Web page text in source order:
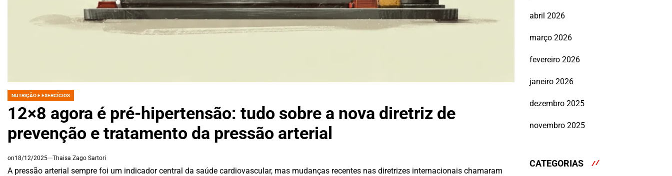
POSTED
NUTRIÇÃO E EXERCÍCIOS
12×8 agora é pré-hipertensão: tudo sobre a nova diretriz de
prevenção e tratamento da pressão arterial
on18/12/2025 Thaisa Zago Sartori
A pressão arterial sempre foi um indicador central da saúde cardiovascular, mas mudanças recentes nas diretrizes internacionais chamaram
abril 2026
março 2026
fevereiro 2026
janeiro 2026
dezembro 2025
novembro 2025
CATEGORIAS